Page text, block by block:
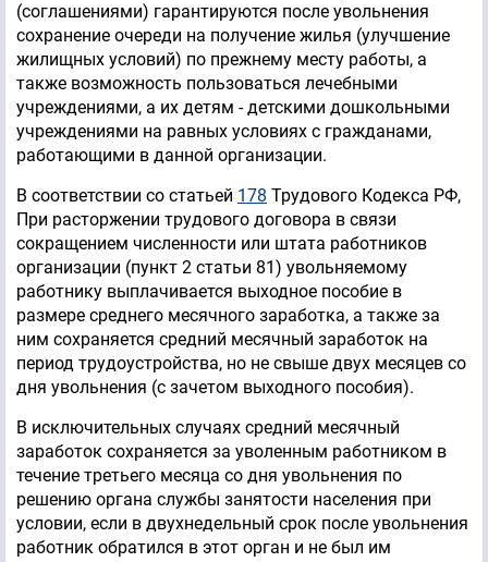
(соглашениями) гарантируются после увольнения
сохранение очереди на получение жилья (улучшение
жилищных условий) по прежнему месту работы, а
также возможность пользоваться лечебными
учреждениями, а их детям - детскими дошкольными
учреждениями на равных условиях с гражданами,
работающими в данной организации.
В соответствии со статьей 178 Трудового Кодекса РФ,
При расторжении трудового договора в связи
сокращением численности или штата работников
организации (пункт 2 статьи 81) увольняемому
работнику выплачивается выходное пособие в
размере среднего месячного заработка, а также за
ним сохраняется средний месячный заработок на
период трудоустройства, но не свыше двух месяцев со
дня увольнения (с зачетом выходного пособия).
В исключительных случаях средний месячный
заработок сохраняется за уволенным работником в
течение третьего месяца со дня увольнения по
решению органа службы занятости населения при
условии, если в двухнедельный срок после увольнения
работник обратился в этот орган и не был им